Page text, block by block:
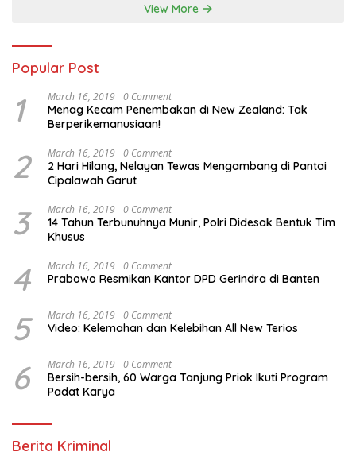
View More
Popular Post
1 March 16, 2019 0 Comment
Menag Kecam Penembakan di New Zealand: Tak
Berperikemanusiaan!
2 March 16, 2019 0 Comment
2 Hari Hilang, Nelayan Tewas Mengambang di Pantai
Cipalawah Garut
3 March 16, 2019 0 Comment
14 Tahun Terbunuhnya Munir, Polri Didesak Bentuk Tim
Khusus
4 March 16, 2019 0 Comment
Prabowo Resmikan Kantor DPD Gerindra di Banten
5 March 16, 2019 0 Comment
Video: Kelemahan dan Kelebihan All New Terios
6 March 16, 2019 0 Comment
Bersih-bersih, 60 Warga Tanjung Priok Ikuti Program
Padat Karya
Berita Kriminal